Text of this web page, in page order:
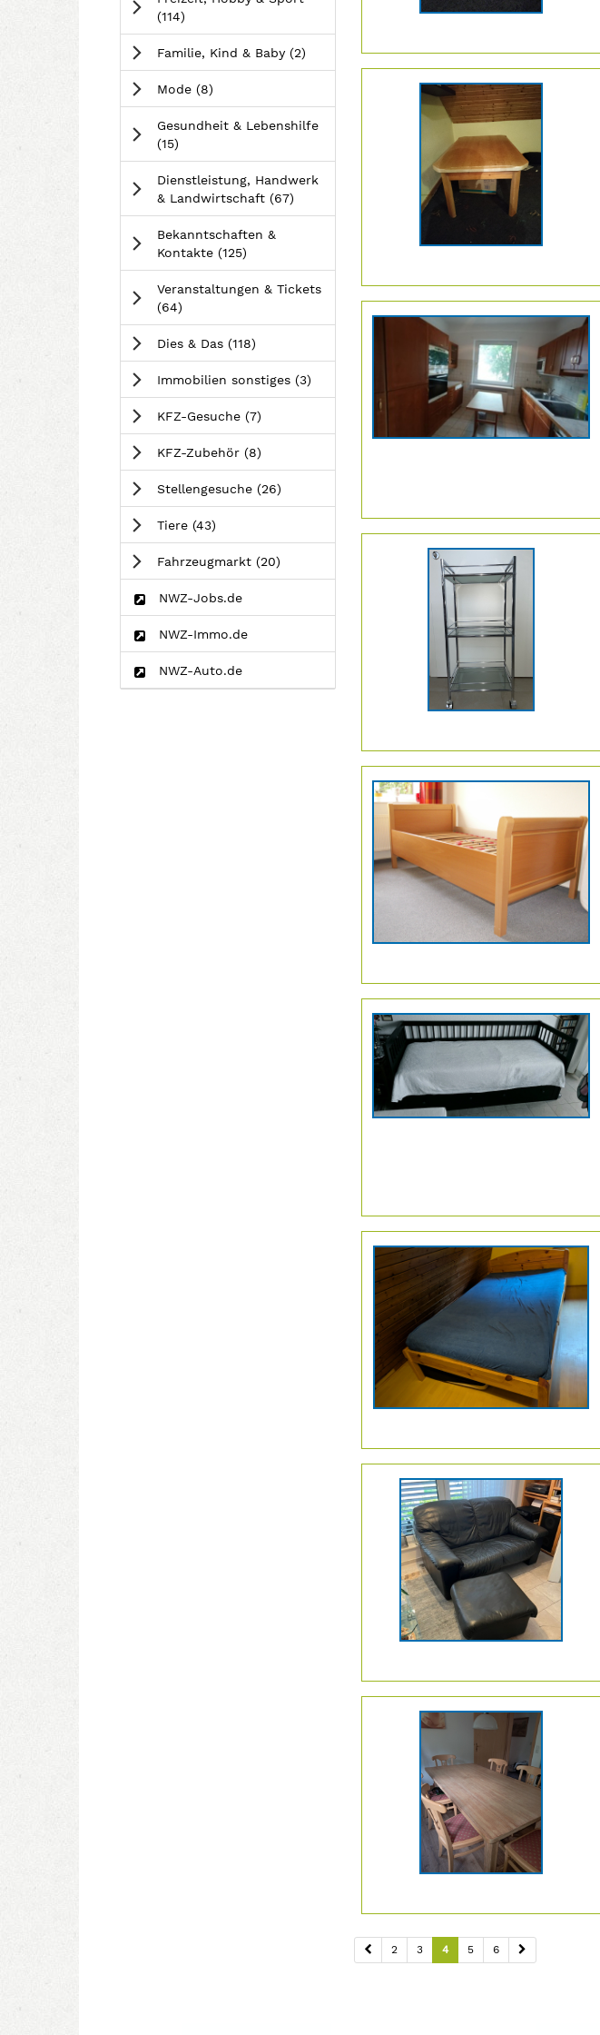
>
n
-
>
r
t
e
n
-
>
&
G
a
r
t
e
n
-
>
(114Anzeigen
)
Familie, Kind & Baby (2Anzeigen
)
Mode (8Anzeigen
)
Gesundheit & Lebenshilfe
(15Anzeigen
)
Dienstleistung, Handwerk
& Landwirtschaft (67Anzeigen
)
Bekanntschaften &
Kontakte (125Anzeigen
)
Veranstaltungen & Tickets
(64Anzeigen
)
Dies & Das (118Anzeigen
)
Immobilien sonstiges (3Anzeigen
)
KFZ-Gesuche (7Anzeigen
)
KFZ-Zubehör (8Anzeigen
)
Stellengesuche (26Anzeigen
)
Tiere (43Anzeigen
)
Fahrzeugmarkt (20Anzeigen
)
NWZ-Jobs.de
NWZ-Immo.de
NWZ-Auto.de
Anzeige
2063157
anzeigen
Info:
Anzeige
2063159
anzeigen
Info:
Anzeige
2062800
anzeigen
Info:
2061861
anzeigen
2 3 4 5 6